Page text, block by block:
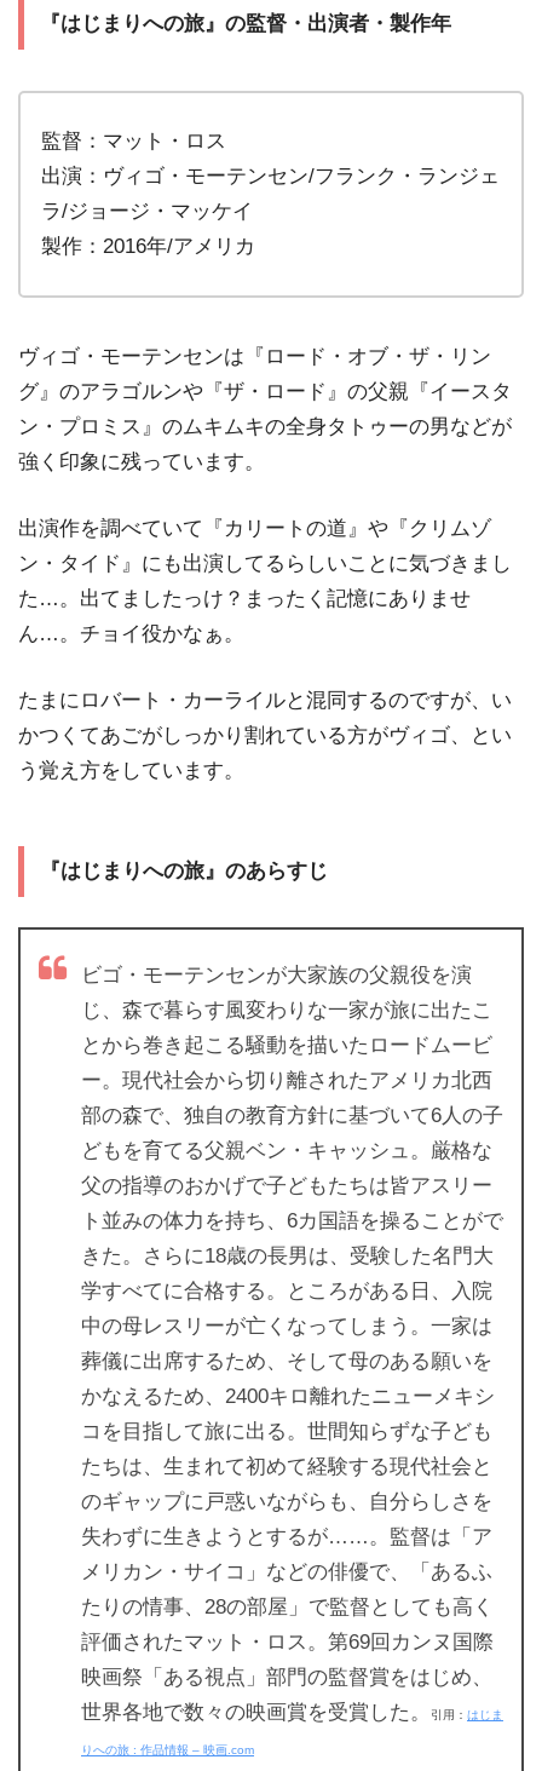
『はじまりへの旅』の監督・出演者・製作年
監督：マット・ロス
出演：ヴィゴ・モーテンセン/フランク・ランジェ
ラ/ジョージ・マッケイ
製作：2016年/アメリカ
ヴィゴ・モーテンセンは『ロード・オブ・ザ・リン
グ』のアラゴルンや『ザ・ロード』の父親『イースタ
ン・プロミス』のムキムキの全身タトゥーの男などが
強く印象に残っています。
出演作を調べていて『カリートの道』や『クリムゾ
ン・タイド』にも出演してるらしいことに気づきまし
た…。出てましたっけ？まったく記憶にありませ
ん…。チョイ役かなぁ。
たまにロバート・カーライルと混同するのですが、い
かつくてあごがしっかり割れている方がヴィゴ、とい
う覚え方をしています。
『はじまりへの旅』のあらすじ
ビゴ・モーテンセンが大家族の父親役を演
じ、森で暮らす風変わりな一家が旅に出たこ
とから巻き起こる騒動を描いたロードムービ
ー。現代社会から切り離されたアメリカ北西
部の森で、独自の教育方針に基づいて6人の子
どもを育てる父親ベン・キャッシュ。厳格な
父の指導のおかげで子どもたちは皆アスリー
ト並みの体力を持ち、6カ国語を操ることがで
きた。さらに18歳の長男は、受験した名門大
学すべてに合格する。ところがある日、入院
中の母レスリーが亡くなってしまう。一家は
葬儀に出席するため、そして母のある願いを
かなえるため、2400キロ離れたニューメキシ
コを目指して旅に出る。世間知らずな子ども
たちは、生まれて初めて経験する現代社会と
のギャップに戸惑いながらも、自分らしさを
失わずに生きようとするが……。監督は「ア
メリカン・サイコ」などの俳優で、「あるふ
たりの情事、28の部屋」で監督としても高く
評価されたマット・ロス。第69回カンヌ国際
映画祭「ある視点」部門の監督賞をはじめ、
世界各地で数々の映画賞を受賞した。
引用： はじま
りへの旅 : 作品情報 – 映画.com